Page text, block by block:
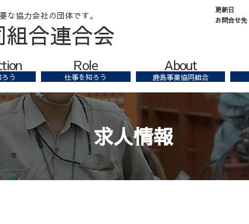
合連合会
更新日
お問合せ先
う
Role
仕事を知ろう
About
鹿島事業協同組合
求人情報